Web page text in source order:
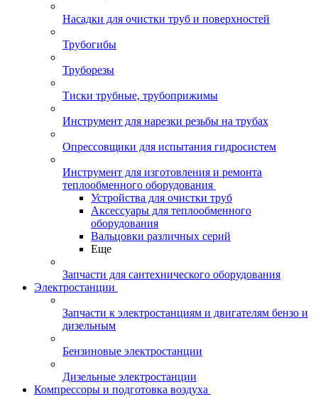
Насадки для очистки труб и поверхностей
Трубогибы
Труборезы
Тиски трубные, трубоприжимы
Инструмент для нарезки резьбы на трубах
Опрессовщики для испытания гидросистем
Инструмент для изготовления и ремонта
теплообменного оборудования
Устройства для очистки труб
Аксессуары для теплообменного
оборудования
Вальцовки различных серий
Еще
Запчасти для сантехнического оборудования
Электростанции
Запчасти к электростанциям и двигателям бензо и
дизельным
Бензиновые электростанции
Дизельные электростанции
Компрессоры и подготовка воздуха